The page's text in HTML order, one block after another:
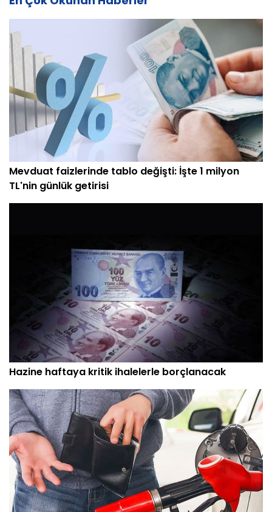
Mevduat faizlerinde tablo değişti: İşte 1 milyon
TL'nin günlük getirisi
Hazine haftaya kritik ihalelerle borçlanacak